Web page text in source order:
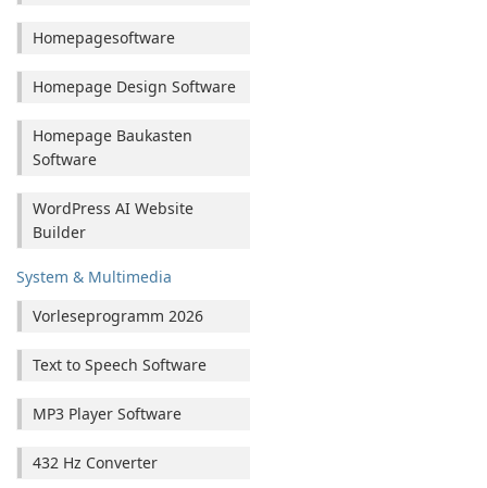
Homepagesoftware
Homepage Design Software
Homepage Baukasten
Software
WordPress AI Website
Builder
System & Multimedia
Vorleseprogramm 2026
Text to Speech Software
MP3 Player Software
432 Hz Converter